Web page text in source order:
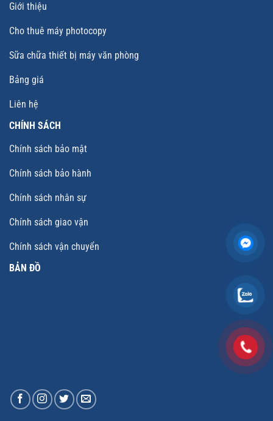
Giới thiệu
Cho thuê máy photocopy
Sữa chữa thiết bị máy văn phòng
Bảng giá
Liên hệ
CHÍNH SÁCH
Chính sách bảo mật
Chính sách bảo hành
Chính sách nhân sự
Chính sách giao vận
Chính sách vận chuyển
BẢN ĐỒ